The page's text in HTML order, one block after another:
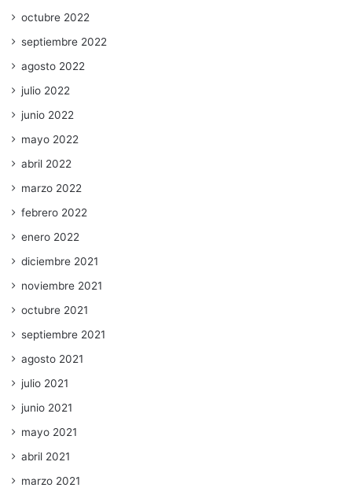
octubre 2022
septiembre 2022
agosto 2022
julio 2022
junio 2022
mayo 2022
abril 2022
marzo 2022
febrero 2022
enero 2022
diciembre 2021
noviembre 2021
octubre 2021
septiembre 2021
agosto 2021
julio 2021
junio 2021
mayo 2021
abril 2021
marzo 2021